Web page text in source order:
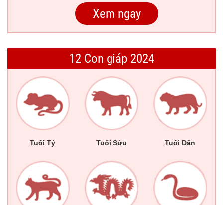
12 Con giáp 2024
Tuổi Tý Tuổi Sửu Tuổi Dần